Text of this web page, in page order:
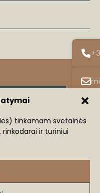
tinkamam svetainės
ir turiniui
zonos